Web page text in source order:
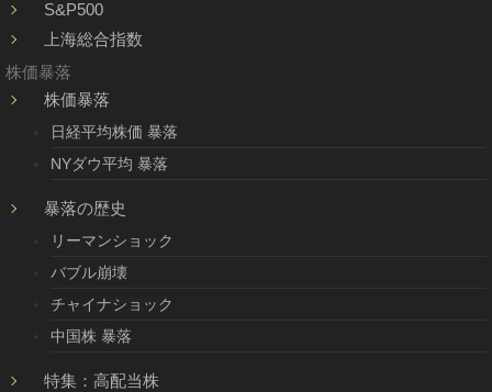
S&P500
上海総合指数
株価暴落
株価暴落
日経平均株価 暴落
NYダウ平均 暴落
暴落の歴史
リーマンショック
バブル崩壊
チャイナショック
中国株 暴落
特集：高配当株